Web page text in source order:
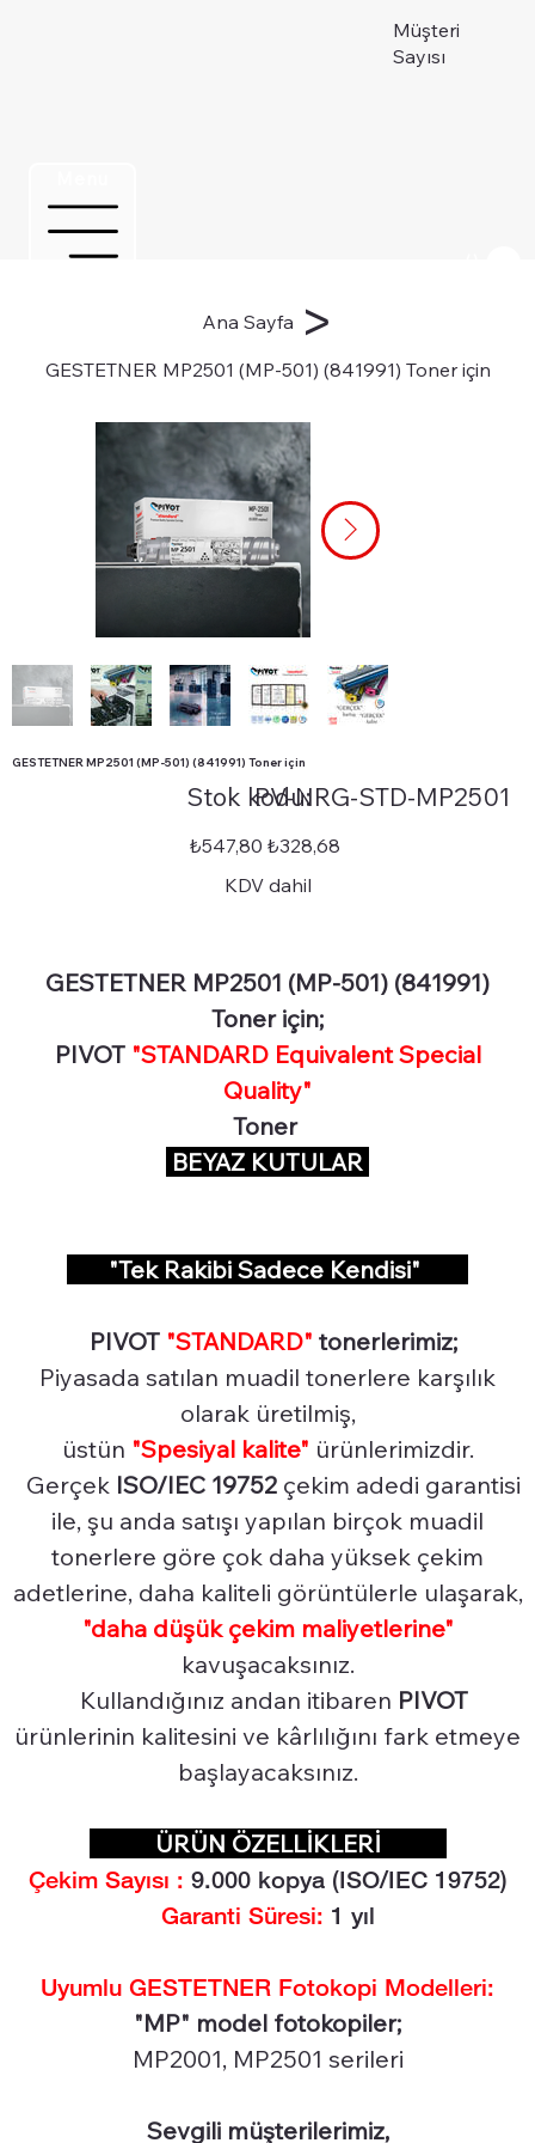
Müşteri
Sayısı
Ana Sayfa >
GESTETNER MP2501 (MP-501) (841991) Toner için
GESTETNER MP2501 (MP-501) (841991) Toner için
Stok kodu:
kodu:
STD-
MP2501
PV-NRG-STD-MP2501
Orijinal
fiyat
₺547,80 İndirimli
fiyat
₺328,68
KDV dahil
GESTETNER MP2501 (MP-501) (841991)
Toner için;
PIVOT "STANDARD Equivalent Special
Quality"
Toner
BEYAZ KUTULAR
"Tek Rakibi Sadece Kendisi"
PIVOT "STANDARD" tonerlerimiz;
Piyasada satılan muadil tonerlere karşılık
olarak üretilmiş,
üstün "Spesiyal kalite" ürünlerimizdir.
Gerçek ISO/IEC 19752 çekim adedi garantisi
ile, şu anda satışı yapılan birçok muadil
tonerlere göre çok daha yüksek çekim
adetlerine, daha kaliteli görüntülerle ulaşarak,
"daha düşük çekim maliyetlerine"
kavuşacaksınız.
Kullandığınız andan itibaren PIVOT
ürünlerinin kalitesini ve kârlılığını fark etmeye
başlayacaksınız.
ÜRÜN ÖZELLİKLERİ
Çekim Sayısı : 9.000 kopya (ISO/IEC 19752)
Garanti Süresi: 1 yıl
Uyumlu GESTETNER Fotokopi Modelleri:
"MP" model fotokopiler;
MP2001, MP2501 serileri
Sevgili müşterilerimiz,